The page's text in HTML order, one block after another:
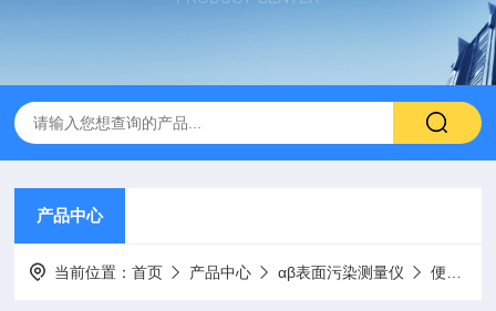
产品中心
当前位置：首页 产品中心 αβ表面污染测量仪 便携式表面沾污仪